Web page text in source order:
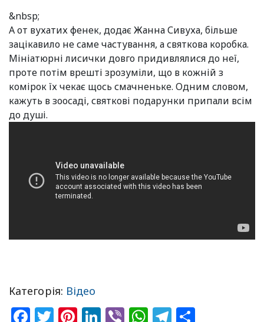
&nbsp;
А от вухатих фенек, додає Жанна Сивуха, більше
зацікавило не саме частування, а святкова коробка.
Мініатюрні лисички довго придивлялися до неї,
проте потім врешті зрозуміли, що в кожній з
комірок їх чекає щось смачненьке. Одним словом,
кажуть в зоосаді, святкові подарунки припали всім
до душі.
Категорія: Відео
Facebook
Twitter
Pinterest
LinkedIn
ViberWhatsApp
Telegram